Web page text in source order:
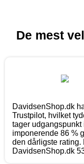
De mest
DavidsenShop.dk
Trustpilot, hvilket
tager
imponerende 86 %
den dårligste
DavidsenShop.dk